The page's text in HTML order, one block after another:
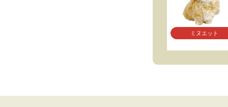
ミヌエット